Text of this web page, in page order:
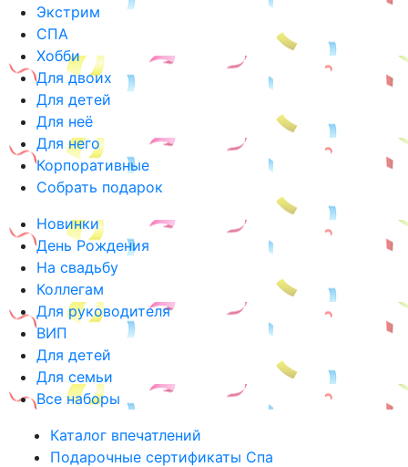
Экстрим
СПА
Хобби
Для двоих
Для детей
Для неё
Для него
Корпоративные
Собрать подарок
Новинки
День Рождения
На свадьбу
Коллегам
Для руководителя
ВИП
Для детей
Для семьи
Все наборы
Каталог впечатлений
Подарочные сертификаты Спа